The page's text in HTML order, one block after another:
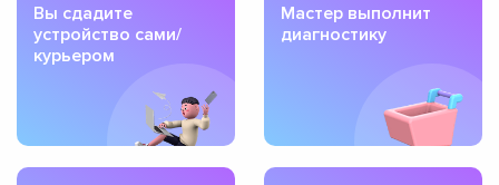
Вы сдадите
устройство сами/
курьером
Мастер выполнит
диагностику